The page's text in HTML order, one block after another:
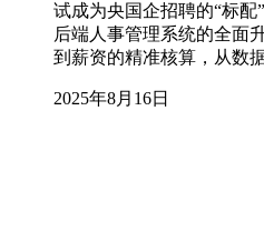
试成为央国企招聘的“标配
后端人事管理系统的全面
到薪资的精准核算，从数
2025年8月16日